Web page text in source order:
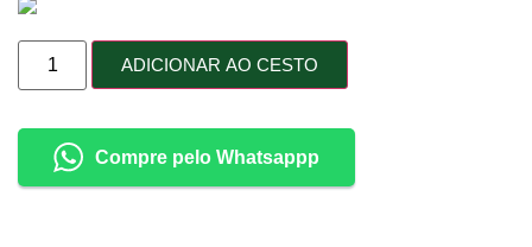
ADICIONAR AO CESTO
Compre pelo Whatsappp